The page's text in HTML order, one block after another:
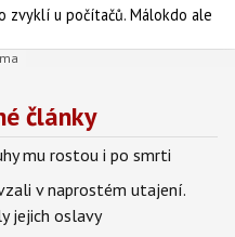
zvyklí u počítačů. Málokdo ale
články
mu rostou i po smrti
v naprostém utajení.
jejich oslavy